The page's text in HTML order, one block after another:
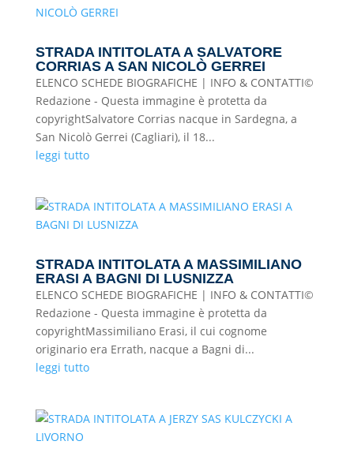
STRADA INTITOLATA A SALVATORE
CORRIAS A SAN NICOLÒ GERREI
ELENCO SCHEDE BIOGRAFICHE | INFO & CONTATTI©
Redazione - Questa immagine è protetta da
copyrightSalvatore Corrias nacque in Sardegna, a
San Nicolò Gerrei (Cagliari), il 18...
leggi tutto
STRADA INTITOLATA A MASSIMILIANO
ERASI A BAGNI DI LUSNIZZA
ELENCO SCHEDE BIOGRAFICHE | INFO & CONTATTI©
Redazione - Questa immagine è protetta da
copyrightMassimiliano Erasi, il cui cognome
originario era Errath, nacque a Bagni di...
leggi tutto